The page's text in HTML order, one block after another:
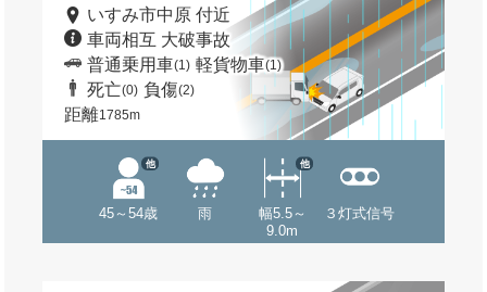
いすみ市中原 付近
車両相互 大破事故
普通乗用車(1) 軽貨物車(1)
死亡(0) 負傷(2)
距離1785m
45～54歳
他
雨
幅5.5～
9.0m
他
３灯式信号